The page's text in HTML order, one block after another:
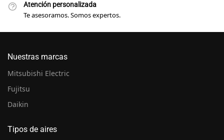
Atención personalizada
Te asesoramos. Somos expertos.
Nuestras marcas
Mitsubishi Electric
Fujitsu
Daikin
Tipos de aires